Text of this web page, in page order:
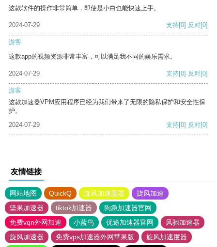
这款软件的操作非常简单，即使是小白也能快速上手。
2024-07-29 支持[0] 反对[0]
游客
这款app的视频资源非常丰富，可以满足我不同的娱乐需求。
2024-07-29 支持[0] 反对[0]
游客
这款加速器VPM应用程序已经为我们带来了无限的隐私保护和安全性保
护。
2024-07-29
支持[0] 反对[0]
友情链接
网站地图 QuickQ 旋风加速度器
旋风加速
坚果加速器
tiktok加速器
狗急加速器官网
免费vqn外网加速
小蓝鸟 优途加速器官网
风驰加速器
旋风加速器
免费vps加速器外网苹果版
旋风加速度器